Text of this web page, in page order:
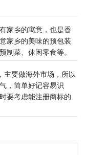
家乡的寓意，也是香
家乡的美味的预包装
制菜、休闲零食等。
主要做海外市场，所以
，简单好记容易识
要考虑能注册商标的